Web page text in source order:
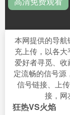
本网提供的导
充上传，以各
爱好者寻觅、
定流畅的信号源
信号链接、上
接，网
狂热VS火焰